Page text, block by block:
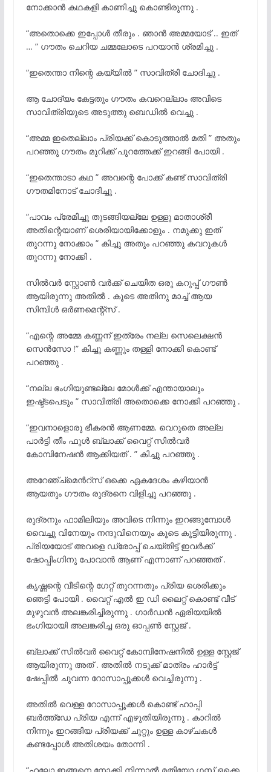
നോക്കാൻ കഥകളി കാണിച്ചു കൊണ്ടിരുന്നു .
“അതൊക്കെ ഇപ്പോൾ തീരും . ഞാൻ അമ്മയോട് .. ഇത്
… ” ഗൗതം ചെറിയ ചമ്മലോടെ പറയാൻ ശ്രമിച്ചു .
“ഇതെന്താ നിന്റെ കയ്യിൽ ” സാവിത്രി ചോദിച്ചു .
ആ ചോദ്യം കേട്ടതും ഗൗതം കവറെല്ലാം അവിടെ
സാവിത്രിയുടെ അടുത്തു ബെഡിൽ വെച്ചു .
“അമ്മ ഇതെല്ലാം പ്രിയക്ക് കൊടുത്താൽ മതി ” അതും
പറഞ്ഞു ഗൗതം മുറിക്ക് പുറത്തേക്ക് ഇറങ്ങി പോയി .
“ഇതെന്താടാ കഥ ” അവന്റെ പോക്ക് കണ്ട് സാവിത്രി
ഗൗതമിനോട് ചോദിച്ചു .
“പാവം പ്രേമിച്ചു തുടങ്ങിയല്ലേ ഉള്ളു മാതാശ്രീ
അതിന്റെയാണ് ശെരിയായിക്കോളും . നമുക്കു ഇത്
തുറന്നു നോക്കാം ” കിച്ചു അതും പറഞ്ഞു കവറുകൾ
തുറന്നു നോക്കി .
സിൽവർ സ്റ്റോൺ വർക്ക് ചെയിത ഒരു കറുപ്പ് ഗൗൺ
ആയിരുന്നു അതിൽ . കൂടെ അതിനു മാച്ച് ആയ
സിമ്പിൾ ഒർണമെന്റ്സ് .
“എന്റെ അമ്മേ കണ്ണന് ഇത്രേം നല്ല സെലെക്ഷൻ
സെൻസോ !” കിച്ചു കണ്ണും തള്ളി നോക്കി കൊണ്ട്
പറഞ്ഞു .
“നല്ല ഭംഗിയുണ്ടല്ലേ മോൾക്ക് എന്തായാലും
ഇഷ്ട്ടപെടും ” സാവിത്രി അതൊക്കെ നോക്കി പറഞ്ഞു .
“ഇവനാളൊരു ഭീകരൻ ആണമ്മേ. വെറുതെ അല്ല
പാർട്ടി തീം ഫുൾ ബ്ലാക്ക് വൈറ്റ് സിൽവർ
കോമ്പിനേഷൻ ആക്കിയത് . ” കിച്ചു പറഞ്ഞു .
അറേഞ്ച്മെൻറ്സ് ഒക്കെ ഏകദേശം കഴിയാൻ
ആയതും ഗൗതം രുദ്രനെ വിളിച്ചു പറഞ്ഞു .
രുദ്രനും ഫാമിലിയും അവിടെ നിന്നും ഇറങ്ങുമ്പോൾ
വൈച്ചു വിനേയും നന്ദുവിനെയും കൂടെ കൂട്ടിയിരുന്നു .
പ്രിയയോട് അവളെ ഡ്രോപ്പ് ചെയ്തിട്ട് ഇവർക്ക്
ഷോപ്പിംഗിനു പോവാൻ ആണ് എന്നാണ് പറഞ്ഞത് .
കൃഷ്ണന്റെ വീടിന്റെ ഗേറ്റ് തുറന്നതും പ്രിയ ശെരിക്കും
ഞെട്ടി പോയി . വൈറ്റ് എൽ ഇ ഡി ലൈറ്റ് കൊണ്ട് വീട്
മുഴുവൻ അലങ്കരിച്ചിരുന്നു . ഗാർഡൻ ഏരിയയിൽ
ഭംഗിയായി അലങ്കരിച്ച ഒരു ഓപ്പൺ സ്റ്റേജ് .
ബ്ലാക്ക് സിൽവർ വൈറ്റ് കോമ്പിനേഷനിൽ ഉള്ള സ്റ്റേജ്
ആയിരുന്നു അത് . അതിൽ നടുക്ക് മാത്രം ഹാർട്ട്
ഷേപ്പിൽ ചുവന്ന റോസാപ്പൂക്കൾ വെച്ചിരുന്നു .
അതിൽ വെള്ള റോസാപ്പൂക്കൾ കൊണ്ട് ഹാപ്പി
ബർത്ത്ഡേ പ്രിയ എന്ന് എഴുതിയിരുന്നു . കാറിൽ
നിന്നും ഇറങ്ങിയ പ്രിയക്ക് ചുറ്റും ഉള്ള കാഴ്ചകൾ
കണ്ടപ്പോൾ അതിശയം തോന്നി .